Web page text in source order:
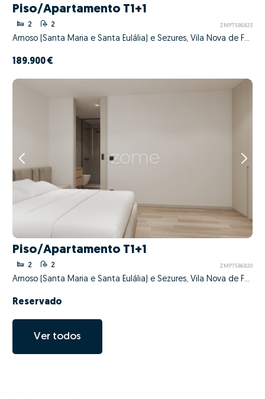
Piso/Apartamento T1+1
2 2 ZMPT586823
Arnoso (Santa Maria e Santa Eulália) e Sezures, Vila Nova de Famalicão, Braga
189.900 €
Piso/Apartamento T1+1
2 2 ZMPT586820
Arnoso (Santa Maria e Santa Eulália) e Sezures, Vila Nova de Famalicão, Braga
Reservado
Ver todos